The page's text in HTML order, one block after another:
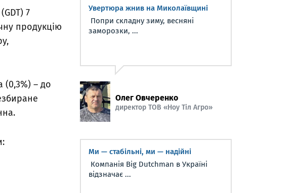
7
продукцію
(0,3%) – до
Увертюра жнив на Миколаївщині
Попри складну зиму, весняні
заморозки, ...
Олег Овчеренко
директор ТОВ «Ноу Тіл Агро»
Ми — стабільні, ми — надійні
Компанія Big Dutchman в Україні
відзначає ...